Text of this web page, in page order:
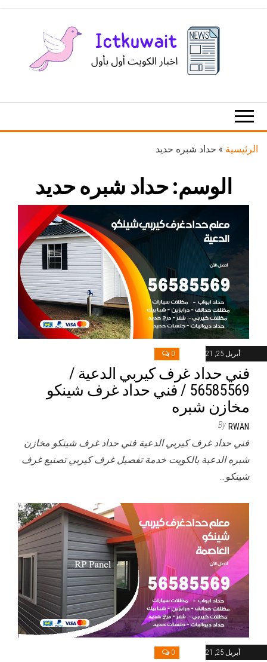
الكويت
الرئيسية » حداد شبره حديد
الوسم:حداد شبره حديد
أبريل 25, 2021 0
فني حداد غرف كيربي الدعية /
56585569 / فني حداد غرف شينكو
مخازن شبره
By RWAN
فني حداد غرف كيربي الدعية فني حداد غرف شينكو مخازن
شبره الدعية بالكويت خدمة تفصيل غرف كيربي تصنيع غرف
شينكو…
أبريل 25, 2021 0